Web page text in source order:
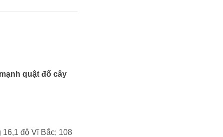
quật đổ cây
độ Vĩ Bắc; 108